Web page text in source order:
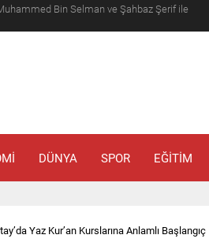
Bin Selman ve Şahbaz Şerif ile
GRAM ALTIN
DÜNYA SPOR EĞİTİM
Yaz Kur’an Kurslarına Anlamlı Başlangıç